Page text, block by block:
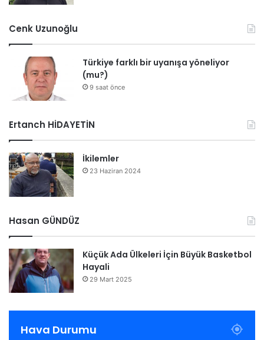
Cenk Uzunoğlu
Türkiye farklı bir uyanışa yöneliyor
(mu?)
9 saat önce
Ertanch HİDAYETİN
İkilemler
23 Haziran 2024
Hasan GÜNDÜZ
Küçük Ada Ülkeleri İçin Büyük Basketbol
Hayali
29 Mart 2025
Hava Durumu